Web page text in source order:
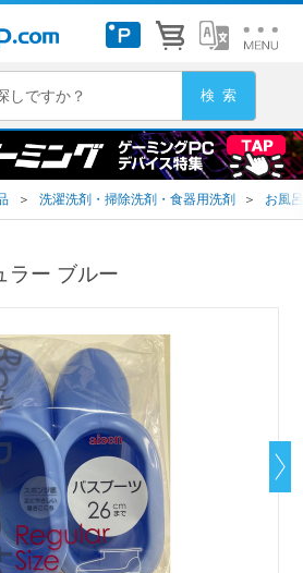
＞ 洗濯洗剤・掃除洗剤・食器用洗剤 ＞ お風
ラー ブルー